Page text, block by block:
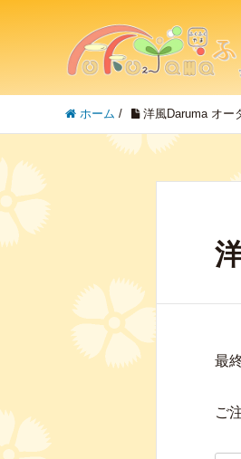
ホーム / 洋風Daruma オー
最
ご